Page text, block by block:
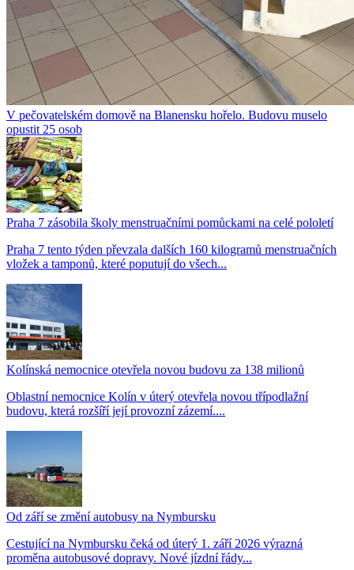
V pečovatelském domově na Blanensku hořelo. Budovu muselo
opustit 25 osob
Praha 7 zásobila školy menstruačními pomůckami na celé pololetí
Praha 7 tento týden převzala dalších 160 kilogramů menstruačních
vložek a tamponů, které poputují do všech...
Kolínská nemocnice otevřela novou budovu za 138 milionů
Oblastní nemocnice Kolín v úterý otevřela novou třípodlažní
budovu, která rozšíří její provozní zázemí....
Od září se změní autobusy na Nymbursku
Cestující na Nymbursku čeká od úterý 1. září 2026 výrazná
proměna autobusové dopravy. Nové jízdní řády...